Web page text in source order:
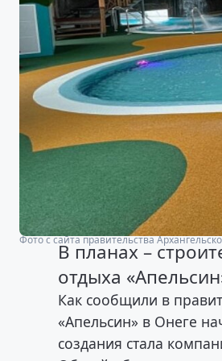
В планах –
отдыха
Как сообщили в
«Апельсин» в Онеге
создания стала